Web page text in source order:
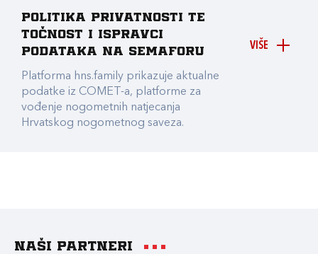
VIŠE
Politika privatnosti te
točnost i ispravci
podataka na Semaforu
Platforma hns.family prikazuje aktualne
podatke iz COMET-a, platforme za
vođenje nogometnih natjecanja
Hrvatskog nogometnog saveza.
Naši partneri